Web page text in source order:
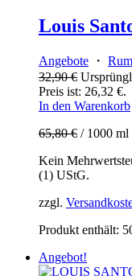
Louis
Angebote ・ Rum
32,90€
Preis ist: 26,32 €.
In den Warenkorb
65,80€ / 1000 ml
Kein
(1) UStG.
zzgl.
Produkt enthält:
Angebot!